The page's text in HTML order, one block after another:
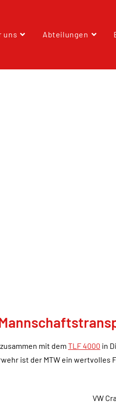
uns Abteilungen
mit dem TLF 4000 in
ist der MTW ein wertvolles
VW